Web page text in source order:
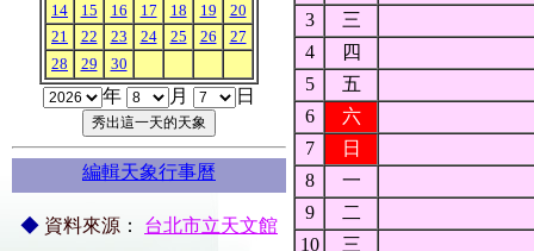
14
15 16 17 18 19
20
21
22 23 24 25 26
27
28
29 30
年 月 日
編輯天象行事曆
◆ 資料來源 ： 台北市立天文館
3
三
4
四
5
五
6
六
7
日
8
一
9
二
10
三